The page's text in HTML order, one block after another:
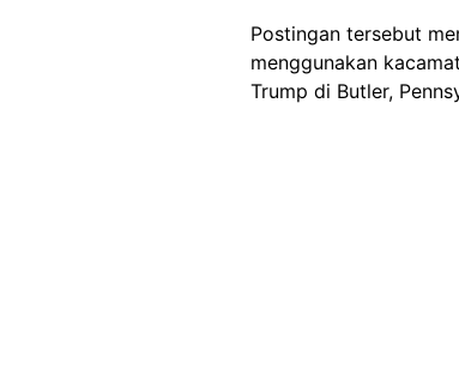
Postingan tersebut
menggunakan
Trump di Butler,